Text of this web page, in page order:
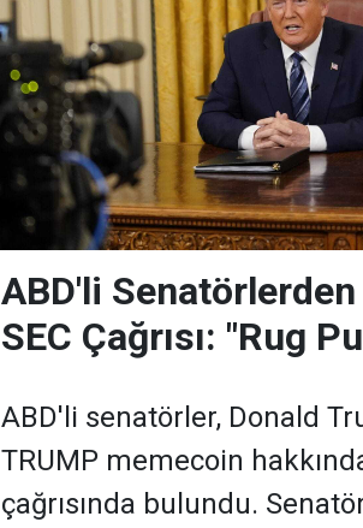
ABD'li
SEC Çağrısı: "Rug
ABD'li senatörler, Donald
TRUMP memecoin
çağrısında bulundu.